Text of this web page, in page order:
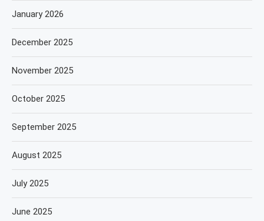
January 2026
December 2025
November 2025
October 2025
September 2025
August 2025
July 2025
June 2025